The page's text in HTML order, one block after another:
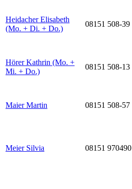
Heidacher Elisabeth
(Mo. + Di. + Do.)
08151 508-39
Hörer Kathrin (Mo. +
Mi. + Do.)
08151 508-13
Maier Martin 08151 508-57
Meier Silvia 08151 970490